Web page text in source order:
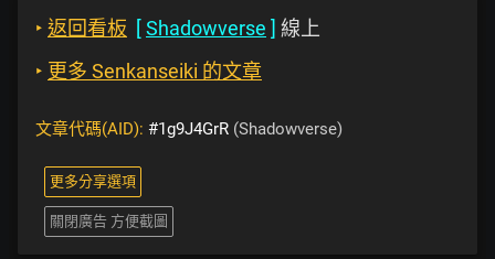
‣ 返回看板 [Shadowverse ] 線上
‣ 更多 Senkanseiki 的文章
文章代碼(AID): #1g9J4GrR (Shadowverse)
更多分享選項
關閉廣告 方便截圖